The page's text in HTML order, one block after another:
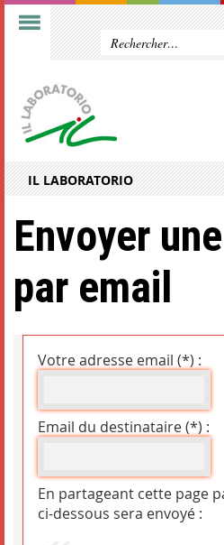
IL LABORATORIO
Envoyer
par email
Votre adresse email (*) :
Email du destinataire (*) :
En partageant cette page
ci-dessous sera envoyé :